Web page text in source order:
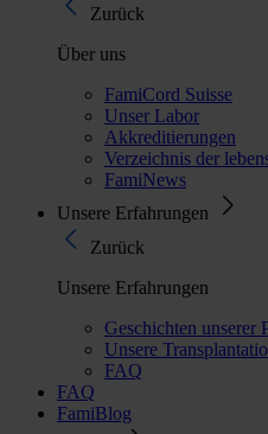
Zurück
Über uns
FamiCord Suisse
Unser Labor
Akkreditierungen
Verzeichnis der
FamiNews
Unsere Erfahrungen
Zurück
Unsere Erfahrungen
Geschichten unserer
Unsere
FAQ
FAQ
FamiBlog